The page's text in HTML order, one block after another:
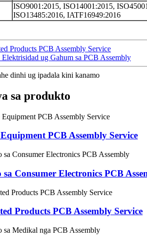
ISO9001:2015, ISO14001:2015,
ISO13485:2016, IATF16949:2016
Products PCB Assembly Service
Elektrisidad ug Gahum sa PCB Assembly
dinhi ug ipadala kini kanamo
sa produkto
PCB Assembly Service
sa Consumer Electronics PCB
Products PCB Assembly Service